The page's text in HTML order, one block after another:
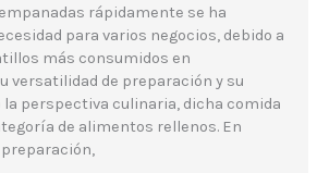
rápidamente se ha
para varios negocios, debido a
más consumidos en
versatilidad de preparación y su
la perspectiva culinaria, dicha comida
de alimentos rellenos. En